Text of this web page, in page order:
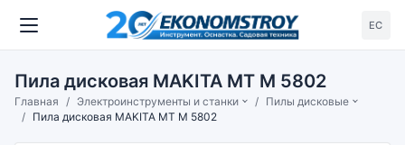
ЕС
Пила дисковая MAKITA MT M 5802
Главная Электроинструменты и станки
Пилы дисковые
Пила дисковая MAKITA MT M 5802